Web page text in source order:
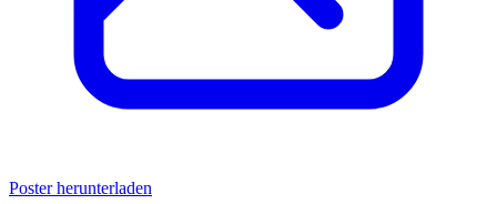
Poster herunterladen